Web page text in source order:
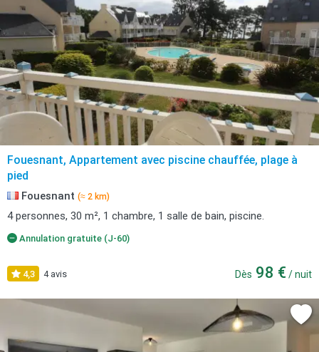
Fouesnant, Appartement avec piscine chauffée, plage à
pied
Fouesnant (≈ 2 km)
4 personnes, 30 m², 1 chambre, 1 salle de bain, piscine.
Annulation gratuite (J-60)
4,3 4 avis Dès 98 € / nuit